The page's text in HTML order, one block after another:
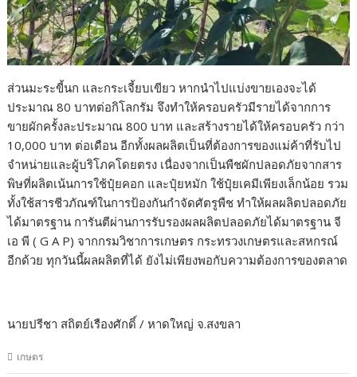
ส่วนมะระขี้นก และกระเจี้ยบเขียว หากนำไปแบ่งขายเองจะได้
ประมาณ 80 บาทต่อกิโลกรัม จึงทำให้ครอบครัวมีรายได้จากการ
ขายผักครั้งละประมาณ 800 บาท และสร้างรายได้ให้ครอบครัว กว่า
10,000 บาท ต่อเดือน อีกทั้งผลผลิตเป็นที่ต้องการของแม่ค้าที่รับไป
จำหน่ายและผู้บริโภคโดยตรง เนื่องจากเป็นพืชผักปลอดภัยจากสาร
พิษที่ผลิตเน้นการใช้ปุ๋ยคอก และปุ๋ยหมัก ใช้ปุ๋ยเคมีเพียงเล็กน้อย รวม
ทั้งใช้สารชีวภัณฑ์ในการป้องกันกำจัดศัตรูพืช ทำให้ผลผลิตปลอดภัย
ได้มาตรฐาน การันตีผ่านการรับรองผลผลิตปลอดภัยได้มาตรฐาน จี
เอ พี ( G A P) จากกรมวิชาการเกษตร กระทรวงเกษตรและสหกรณ์
อีกด้วย ทุกวันนี้ผลผลิตที่ได้ ยังไม่เพียงพอกับความต้องการของตลาด
นายปรีชา สถิตย์เรืองศักดิ์ / หาดใหญ่ จ.สงขลา
เกษตร